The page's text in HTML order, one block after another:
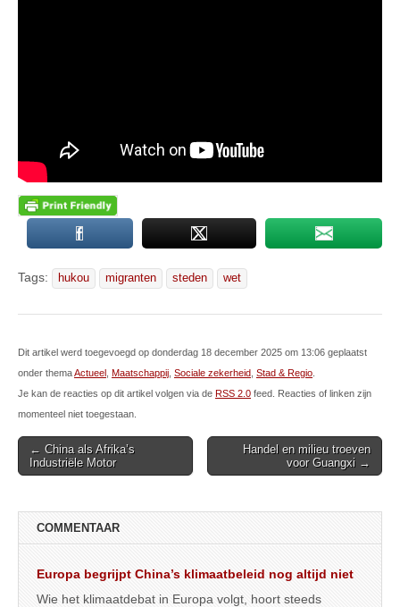
Tags: hukou migranten steden wet
Dit artikel werd toegevoegd op donderdag 18 december 2025 om 13:06 geplaatst
onder themaActueel Maatschappij Sociale zekerheid Stad & Regio
Je kan de reacties op dit artikel volgen via de RSS 2.0 feed. Reacties of linken zijn
momenteel niet toegestaan.
Post
navigation
← China als Afrika’s
Industriële Motor
Handel en milieu troeven
voor Guangxi →
COMMENTAAR
Europa begrijpt China’s klimaatbeleid nog altijd niet
Wie het klimaatdebat in Europa volgt, hoort steeds